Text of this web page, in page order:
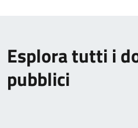
Esplora tutti i
pubblici